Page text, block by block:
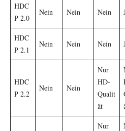
HDC
P 2.0
Nein Nein Nein
HDC
P 2.1
Nein Nein Nein
HDC
P 2.2
Nein Nein
Nur
HD-
Qualit
ät
Nur